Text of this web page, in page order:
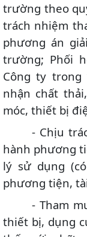
trường theo
trách nhiệm
phương án
trường; Phối
Công ty trong
nhận chất
móc, thiết bị
- Chịu
hành phương
lý sử dụng
phương tiện,
- Tham
thiết bị, dụng